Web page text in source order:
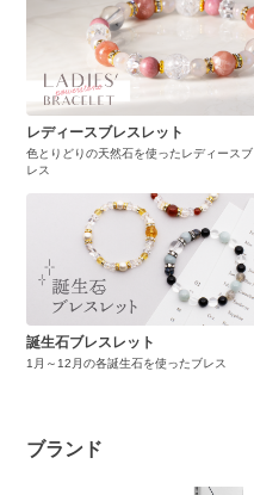
レディースブレスレット
色とりどりの天然石を使ったレディースブ
レス
誕生石ブレスレット
1月～12月の各誕生石を使ったブレス
ブランド